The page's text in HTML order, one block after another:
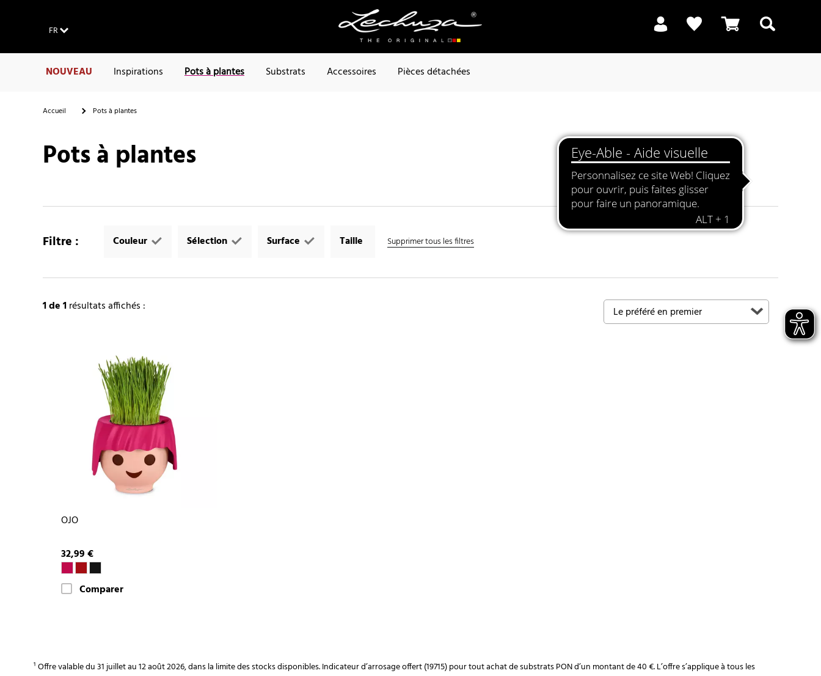
FR
NOUVEAU Inspirations Pots à plantes Substrats Accessoires Pièces détachées
Accueil Pots à plantes
Pots à plantes
Filtre : Couleur Sélection Surface Taille Supprimer tous les filtres
1de 1résultats affichés :
OJO
32,99 €
Comparer
¹ Offre valable du 31 juillet au 12 août 2026, dans la limite des stocks disponibles. Indicateur d’arrosage offert (19715) pour tout achat de substrats PON d’un montant de 40 €. L’offre s’applique à tous les